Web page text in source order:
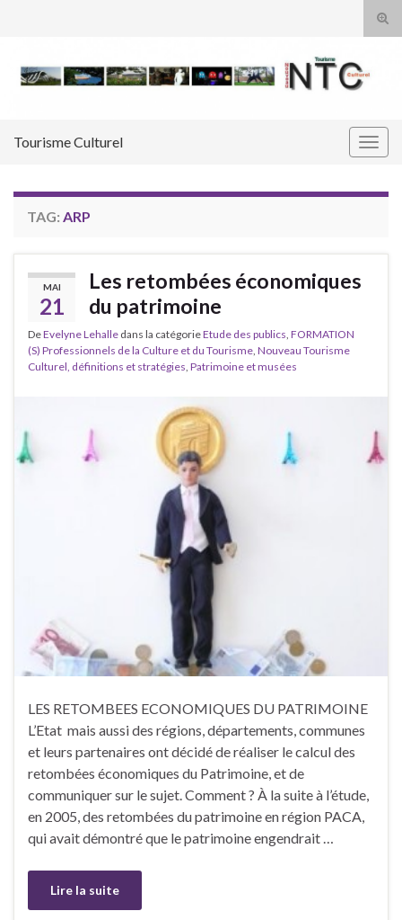
Tourisme Culturel
TAG: ARP
MAI
21
Les retombées économiques
du patrimoine
DeEvelyne Lehalle dans la catégorieEtude des publics, FORMATION
(S) Professionnels de la Culture et du Tourisme, Nouveau Tourisme
Culturel, définitions et stratégies, Patrimoine et musées
LES RETOMBEES ECONOMIQUES DU PATRIMOINE
L’Etat mais aussi des régions, départements, communes
et leurs partenaires ont décidé de réaliser le calcul des
retombées économiques du Patrimoine, et de
communiquer sur le sujet. Comment ? À la suite à l’étude,
en 2005, des retombées du patrimoine en région PACA,
qui avait démontré que le patrimoine engendrait …
Lire la suite